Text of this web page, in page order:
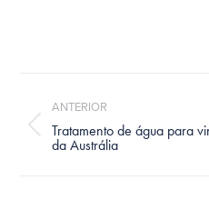
post:
ANTERIOR
Post
anterior:
Tratamento de água para
da Austrália